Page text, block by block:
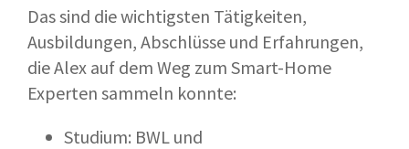
Das sind die wichtigsten Tätigkeiten,
Ausbildungen, Abschlüsse und Erfahrungen,
die Alex auf dem Weg zum Smart-Home
Experten sammeln konnte:
Studium: BWL und